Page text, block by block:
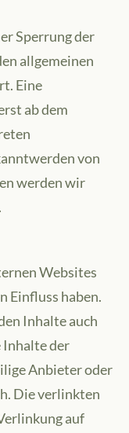
Sperrung der
allgemeinen
Eine
ab dem
von
werden wir
Websites
Einfluss haben.
Inhalte auch
Inhalte der
Anbieter oder
Die verlinkten
auf